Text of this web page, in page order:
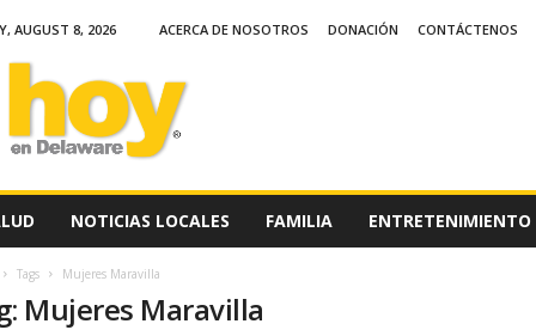
AUGUST 8, 2026 ACERCA DE NOSOTROS DONACIÓN CONTÁCTENOS
NOTICIAS LOCALES FAMILIA ENTRETENIMIENTO
Tags Mujeres Maravilla
Mujeres Maravilla